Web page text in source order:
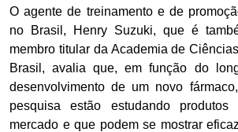
O agente de treinamento e de
no Brasil, Henry Suzuki, que é
membro titular da Academia de
Brasil, avalia que, em função do
desenvolvimento de um novo
pesquisa estão estudando
mercado e que podem se mostrar